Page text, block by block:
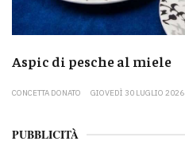
Aspic di pesche al miele
CONCETTA DONATO GIOVEDÌ 30 LUGLIO 2026
PUBBLICITÀ